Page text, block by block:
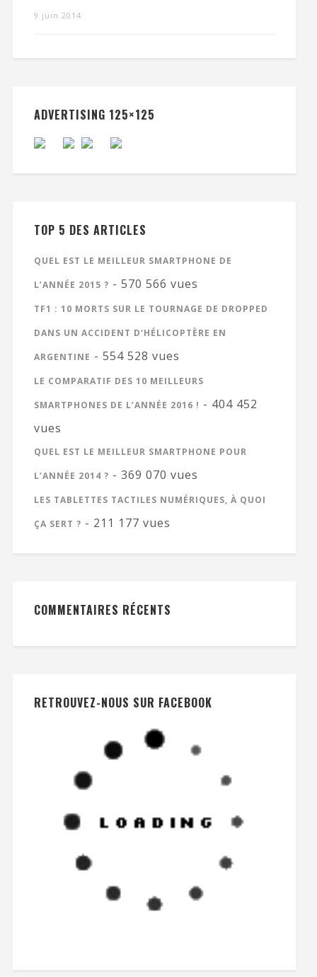
9 juin 2014
ADVERTISING 125×125
TOP 5 DES ARTICLES
QUEL EST LE MEILLEUR SMARTPHONE DE
L’ANNÉE 2015 ? - 570 566 vues
TF1 : 10 MORTS SUR LE TOURNAGE DE DROPPED
DANS UN ACCIDENT D’HÉLICOPTÈRE EN
ARGENTINE - 554 528 vues
LE COMPARATIF DES 10 MEILLEURS
SMARTPHONES DE L’ANNÉE 2016 ! - 404 452
vues
QUEL EST LE MEILLEUR SMARTPHONE POUR
L’ANNÉE 2014 ? - 369 070 vues
LES TABLETTES TACTILES NUMÉRIQUES, À QUOI
ÇA SERT ? - 211 177 vues
COMMENTAIRES RÉCENTS
RETROUVEZ-NOUS SUR FACEBOOK